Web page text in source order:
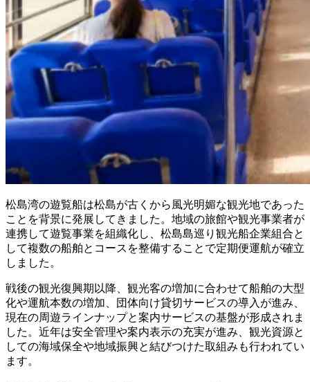
松島湾の遊覧船は松島が古くから風光明媚な観光地であった
ことを背景に発展してきました。地域の旅館や観光事業者が
連携して遊覧事業を組織化し、松島島巡り観光船企業組合と
して複数の船舶とコースを整備することで定期便運航が確立
しました。
戦後の観光復興期以降、観光客の増加に合わせて船舶の大型
化や運航本数の増加、団体向け貸切サービスの導入が進み、
現在の周遊ラインナップと案内サービスの基盤が形成されま
した。近年は安全管理や案内表示の充実が進み、観光資源と
しての海域保全や地域振興と結びつけた取組みも行われてい
ます。